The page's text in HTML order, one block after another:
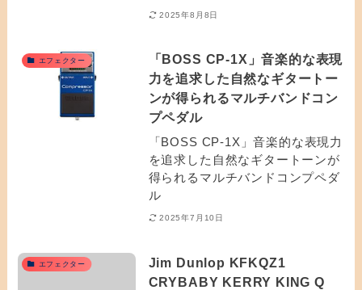
2025年8月8日
エフェクター
「BOSS CP-1X」音楽的な表現
力を追求した自然なギタートー
ンが得られるマルチバンドコン
プペダル
「BOSS CP-1X」音楽的な表現力
を追求した自然なギタートーンが
得られるマルチバンドコンプペダ
ル
2025年7月10日
エフェクター
Jim Dunlop KFKQZ1
CRYBABY KERRY KING Q